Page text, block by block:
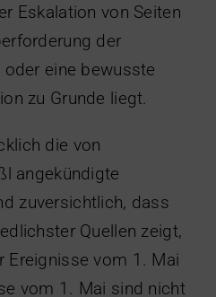
Eskalation von Seiten
der
eine bewusste
zu Grunde liegt.
die von
angekündigte
zuversichtlich, dass
Quellen zeigt,
Ereignisse vom 1. Mai
vom 1. Mai sind nicht